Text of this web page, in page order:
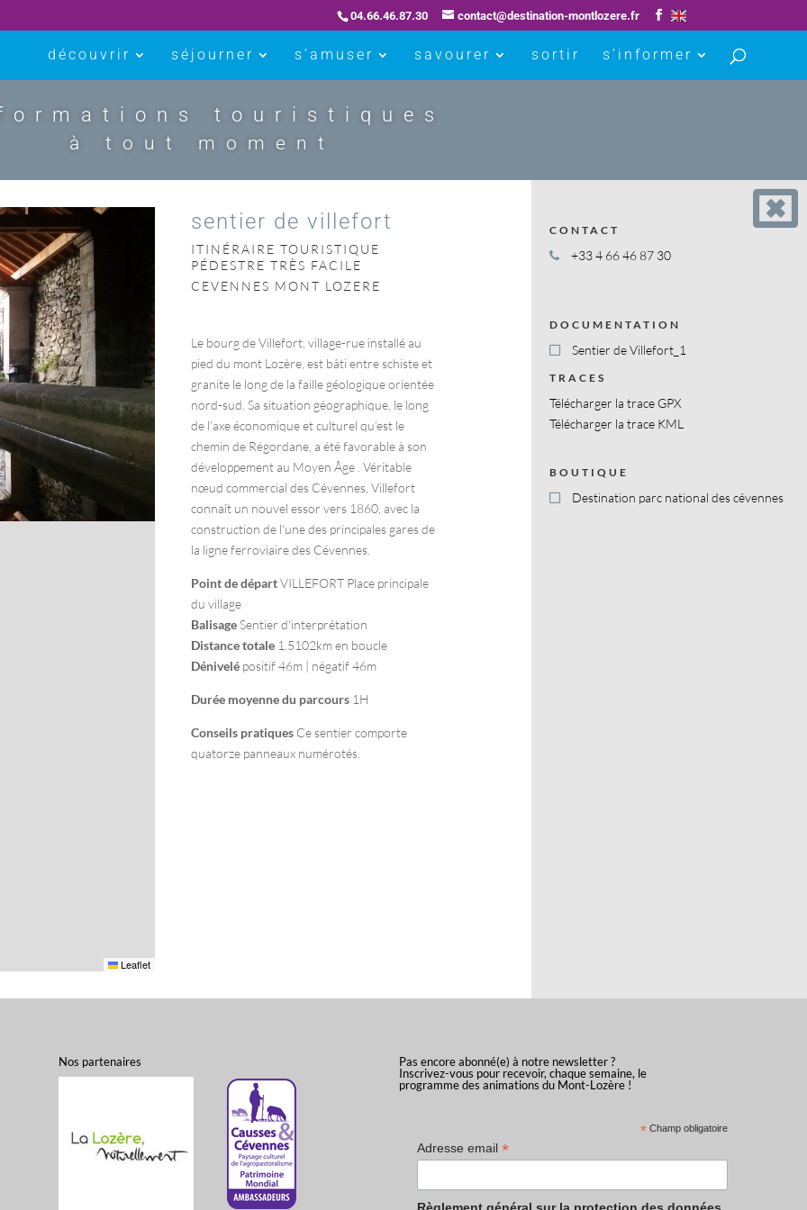
04.66.46.87.30 contact@destination-montlozere.fr
découvrir séjourner s’amuser savourer sortir s’informer
touristiques
à tout moment
Leaflet
sentier de villefort
ITINÉRAIRE TOURISTIQUE
PÉDESTRE TRÈS FACILE
CEVENNES MONT LOZERE
Le bourg de Villefort, village-rue installé au
pied du mont Lozère, est bâti entre schiste et
granite le long de la faille géologique orientée
nord-sud. Sa situation géographique, le long
de l’axe économique et culturel qu’est le
chemin de Régordane, a été favorable à son
développement au Moyen Âge . Véritable
nœud commercial des Cévennes, Villefort
connaît un nouvel essor vers 1860, avec la
construction de l'une des principales gares de
la ligne ferroviaire des Cévennes.
Point de départVILLEFORT Place principale
du village
BalisageSentier d'interprétation
Distance totale 1.5102km en boucle
Dénivelé positif 46m | négatif 46m
Durée moyenne du parcours 1H
Conseils pratiques Ce sentier comporte
quatorze panneaux numérotés.
CONTACT
+33 4 66 46 87 30
DOCUMENTATION
Sentier de Villefort_1
TRACES
Télécharger la trace GPX
Télécharger la trace KML
BOUTIQUE
Destination parc national des cévennes
Nos partenaires
Pas encore abonné(e) à notre newsletter ?
Inscrivez-vous pour recevoir, chaque semaine, le
programme des animations du Mont-Lozère !
* Champ obligatoire
Adresse email *